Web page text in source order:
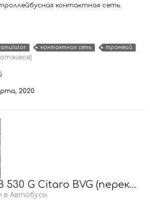
контактная сеть.
контактная сеть трамвай
2020
MB 530 / MB 530 G Citaro BVG (перекраска)
в Автобусы